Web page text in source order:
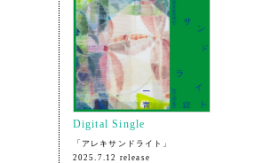
Digital Single
「アレキサンドライト」
2025.7.12 release